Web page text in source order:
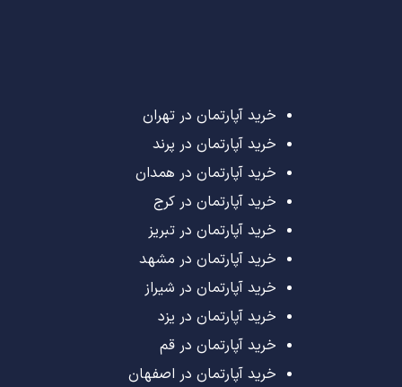
خرید آپارتمان در تهران
خرید آپارتمان در پرند
خرید آپارتمان در همدان
خرید آپارتمان در کرج
خرید آپارتمان در تبریز
خرید آپارتمان در مشهد
خرید آپارتمان در شیراز
خرید آپارتمان در یزد
خرید آپارتمان در قم
خرید آپارتمان در اصفهان